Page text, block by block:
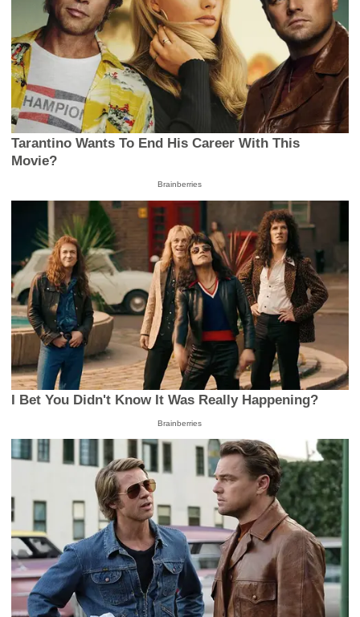
Tarantino Wants To End His Career With This
Movie?
Brainberries
I Bet You Didn't Know It Was Really Happening?
Brainberries